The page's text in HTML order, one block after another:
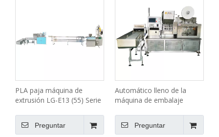
PLA paja máquina de
extrusión LG-E13 (55) Serie
Preguntar
Automático lleno de la
máquina de embalaje
Preguntar